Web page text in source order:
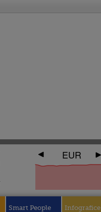
EUR
Smart People Infografice